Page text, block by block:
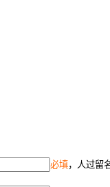
必填，人过留